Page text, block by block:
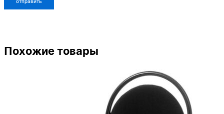
Похожие товары